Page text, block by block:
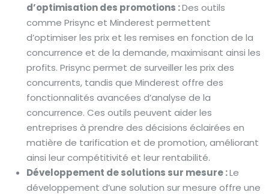
d’optimisation des promotions :Des outils
comme Prisync et Minderest permettent
d’optimiser les prix et les remises en fonction de la
concurrence et de la demande, maximisant ainsi les
profits. Prisync permet de surveiller les prix des
concurrents, tandis que Minderest offre des
fonctionnalités avancées d’analyse de la
concurrence. Ces outils peuvent aider les
entreprises à prendre des décisions éclairées en
matière de tarification et de promotion, améliorant
ainsi leur compétitivité et leur rentabilité.
Développement de solutions sur mesure :Le
développement d’une solution sur mesure offre une